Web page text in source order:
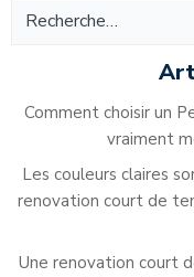
l’article
Comment choisir un
vraiment
Les couleurs claires
renovation court de
Une renovation court